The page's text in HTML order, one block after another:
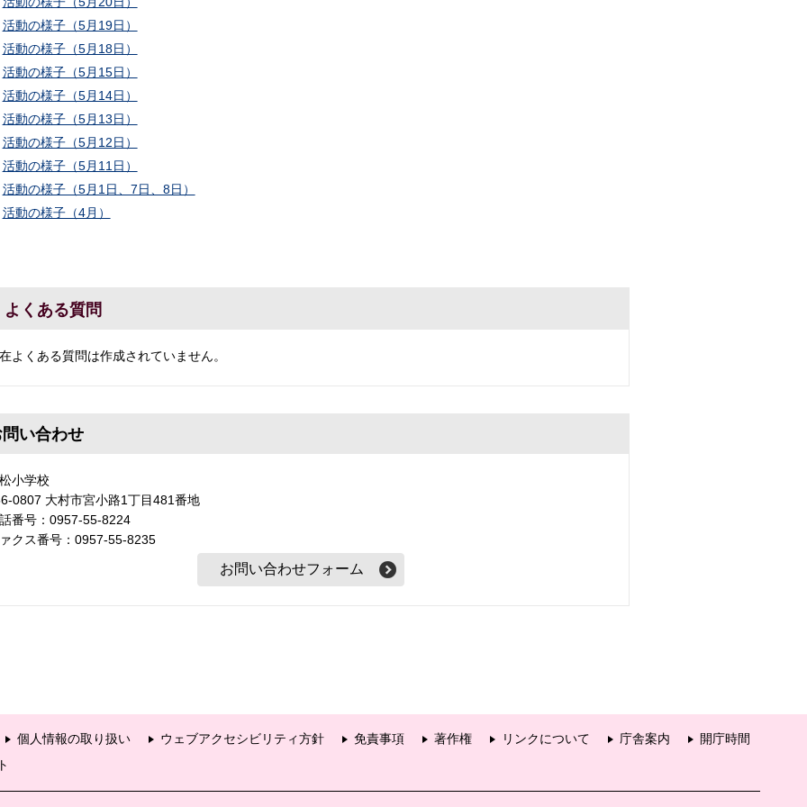
活動の様子（5月19日）
活動の様子（5月18日）
活動の様子（5月15日）
活動の様子（5月14日）
活動の様子（5月13日）
活動の様子（5月12日）
活動の様子（5月11日）
活動の様子（5月1日、7日、8日）
活動の様子（4月）
よくある質問
よくある質問は作成されていません。
い合わせ
小学校
0807 大村市宮小路1丁目481番地
番号：0957-55-8224
クス番号：0957-55-8235
個人情報の取り扱い ウェブアクセシビリティ方針 免責事項 著作権 リンクについて 庁舎案内
開庁時間